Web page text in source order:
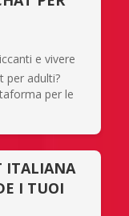
e vivere
per adulti?
per le
ITALIANA
I TUOI